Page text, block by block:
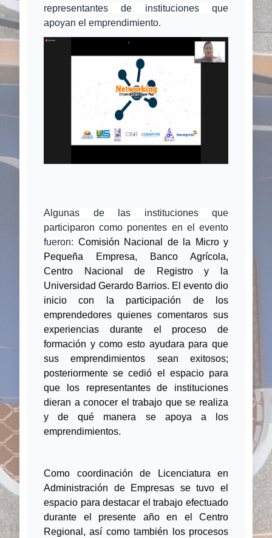
representantes de instituciones que
apoyan el emprendimiento.
Algunas de las instituciones que
participaron como ponentes en el evento
fueron: Comisión Nacional de la Micro y
Pequeña Empresa, Banco Agrícola,
Centro Nacional de Registro y la
Universidad Gerardo Barrios. El evento dio
inicio con la participación de los
emprendedores quienes comentaros sus
experiencias durante el proceso de
formación y como esto ayudara para que
sus emprendimientos sean exitosos;
posteriormente se cedió el espacio para
que los representantes de instituciones
dieran a conocer el trabajo que se realiza
y de qué manera se apoya a los
emprendimientos.
Como coordinación de Licenciatura en
Administración de Empresas se tuvo el
espacio para destacar el trabajo efectuado
durante el presente año en el Centro
Regional, así como también los procesos